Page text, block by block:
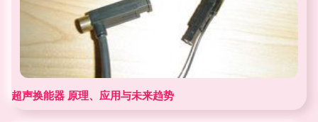
超声换能器 原理、应用与未来趋势